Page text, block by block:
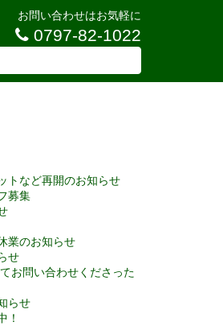
お問い合わせはお気軽に
0797-82-1022
トなど再開のお知らせ
募集
業のお知らせ
せ
お問い合わせくださった
らせ
！